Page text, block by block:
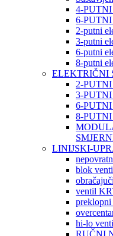
4-
6-
2-putni
3-putni
6-putni
8-putni
ELEKTRIČNI
2-
3-
6-
8-
LINIJSKI-
blok
ventil
preklopni
hi-lo
RUČNI